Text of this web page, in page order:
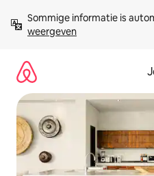
direct
naar
Sommige informatie is
weergeven